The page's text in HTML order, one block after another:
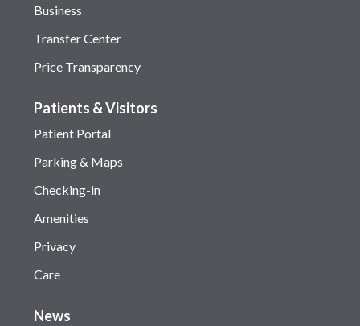
Business
Transfer Center
Price Transparency
Patients & Visitors
Patient Portal
Parking & Maps
Checking-in
Amenities
Privacy
Care
News